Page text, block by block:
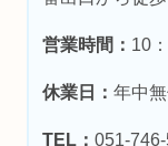
営業時間： 10
休業日：年中
TEL：051-